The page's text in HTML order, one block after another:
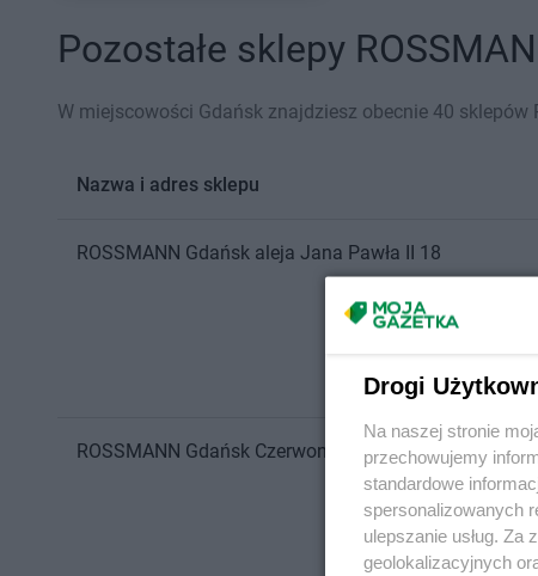
Pozostałe sklepy
W miejscowości Gdańsk znajdziesz obecnie 40 sklepów
Nazwa i adres sklepu
ROSSMANN Gdańsk aleja Jana Pawła II 18
ROSSMANN Gdańsk Czerwony Dwór 19
Drogi
Na naszej stronie
przechowujemy
standardowe
spersonalizowanych
ulepszanie usług. Za
geolokalizacyjnych